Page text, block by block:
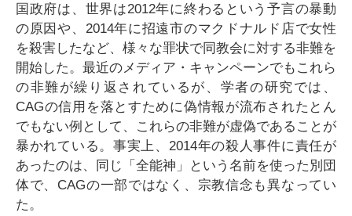
国政府は、世界は2012年に終わるという予言の暴動
の原因や、2014年に招遠市のマクドナルド店で女性
を殺害したなど、様々な罪状で同教会に対する非難を
開始した。最近のメディア・キャンペーンでもこれら
の非難が繰り返されているが、学者の研究では、
CAGの信用を落とすために偽情報が流布されたとん
でもない例として、これらの非難が虚偽であることが
暴かれている。事実上、2014年の殺人事件に責任が
あったのは、同じ「全能神」という名前を使った別団
体で、CAGの一部ではなく、宗教信念も異なってい
た。